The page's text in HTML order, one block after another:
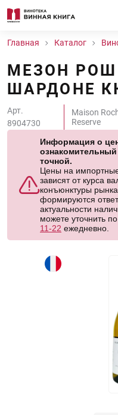
Главная Каталог
МЕЗОН РОШ
ШАРДОНЕ
Арт.
8904730
Maison
Reserve
Информация о
точной.
Цены на
зависят от курса
конъюнктуры
формируются
актуальности
можете уточнить
11-22 ежедневно.